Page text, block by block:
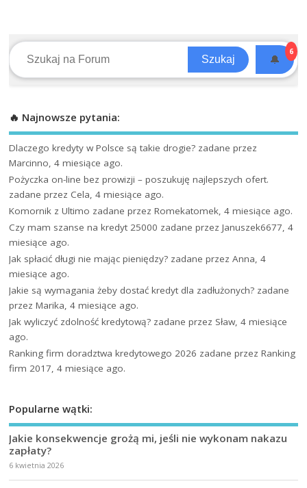
Szukaj 🔔
6
🔥 Najnowsze pytania:
Dlaczego kredyty w Polsce są takie drogie? zadane przez
Marcinno, 4 miesiące ago.
Pożyczka on-line bez prowizji – poszukuję najlepszych ofert.
zadane przez Cela, 4 miesiące ago.
Komornik z Ultimo zadane przez Romekatomek, 4 miesiące ago.
Czy mam szanse na kredyt 25000 zadane przez Januszek6677, 4
miesiące ago.
Jak spłacić długi nie mając pieniędzy? zadane przez Anna, 4
miesiące ago.
Jakie są wymagania żeby dostać kredyt dla zadłużonych? zadane
przez Marika, 4 miesiące ago.
Jak wyliczyć zdolność kredytową? zadane przez Sław, 4 miesiące
ago.
Ranking firm doradztwa kredytowego 2026 zadane przez Ranking
firm 2017, 4 miesiące ago.
Popularne wątki:
Jakie konsekwencje grożą mi, jeśli nie wykonam nakazu
zapłaty?
6 kwietnia 2026